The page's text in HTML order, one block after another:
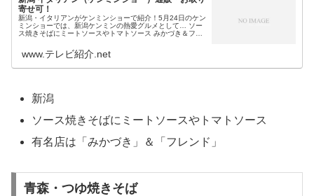
寄せ可！
新潟・イタリアンがケンミンショーで紹介！5月24日のケン
ミンショーでは、新潟ケンミンの熱愛グルメとして… ソー
ス焼きそばにミートソースやトマトソース みかづき＆フレ
す。そこで今回は、今日...
www.テレビ紹介.net
新潟
ソース焼きそばにミートソースやトマトソース
有名店は「みかづき」＆「フレンド」
青森・つゆ焼きそば